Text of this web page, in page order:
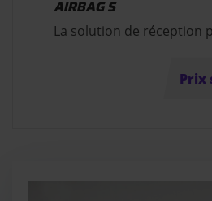
AIRBAG S
La solution de réception
Prix